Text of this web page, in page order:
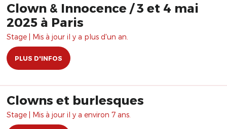
Clown & Innocence / 3 et 4 mai
2025 à Paris
Stage | Mis à jour il y a plus d'un an.
PLUS D'INFOS
Clowns et burlesques
Stage | Mis à jour il y a environ 7 ans.